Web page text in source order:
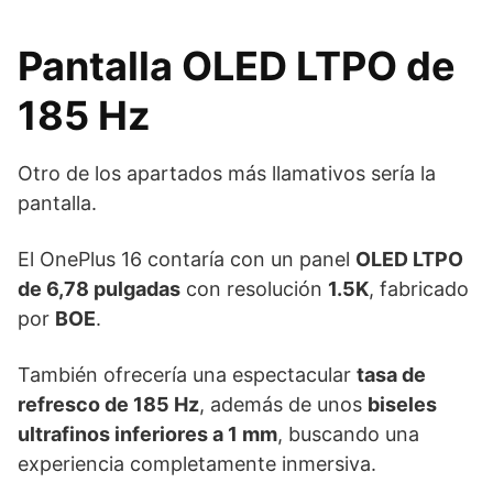
Pantalla OLED LTPO de
185 Hz
Otro de los apartados más llamativos sería la
pantalla.
El OnePlus 16 contaría con un panel OLED LTPO
de 6,78 pulgadas con resolución 1.5K, fabricado
por BOE.
También ofrecería una espectacular tasa de
refresco de 185 Hz, además de unos biseles
ultrafinos inferiores a 1 mm, buscando una
experiencia completamente inmersiva.